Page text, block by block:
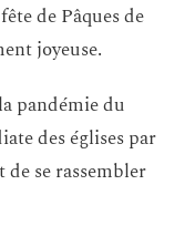
de Pâques de
joyeuse.
pandémie du
des églises par
se rassembler